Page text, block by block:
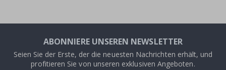
ABONNIERE UNSEREN NEWSLETTER
Seien Sie der Erste, der die neuesten Nachrichten erhält, und
profitieren Sie von unseren exklusiven Angeboten.